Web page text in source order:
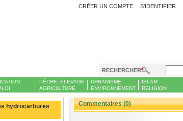
CRÉER UN COMPTE S'IDENTIFIER
RECHERCHER
PÊCHE, ELEVAGE
AGRICULTURE
URBANISME
ENVIRONNEMENT
ISLAM
RELIGION
hydrocarbures
Commentaires (0)